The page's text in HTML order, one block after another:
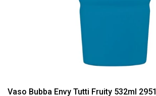
Vaso Bubba Envy Tutti Fruity 532ml 2951